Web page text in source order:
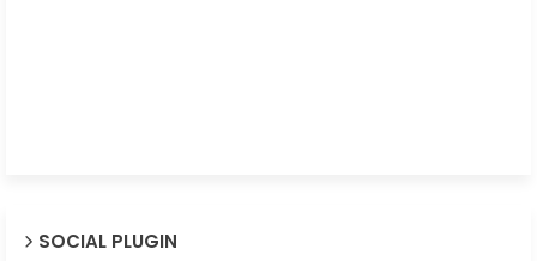
SOCIAL PLUGIN